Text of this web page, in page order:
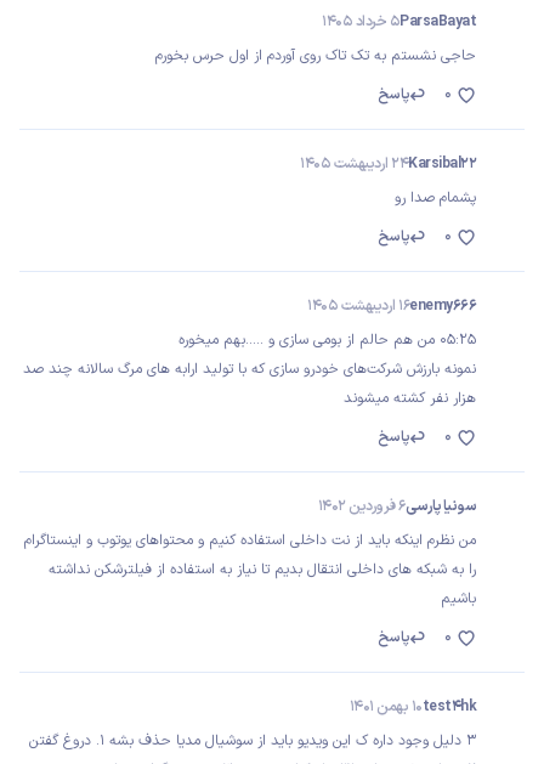
ParsaBayat5 خرداد 1405
حاجی نشستم به تک تاک روی آوردم از اول حرس بخورم
پاسخ
0
Karsibal2224 اردیبهشت 1405
پشمام صدا رو
پاسخ
0
enemy66616 اردیبهشت 1405
05:25 من هم حالم از بومی سازی و .....بهم میخوره
نمونه بارزش شرکت‌های خودرو سازی که با تولید ارابه های مرگ سالانه چند صد
هزار نفر کشته میشوند
پاسخ
0
سونیا پارسی6 فروردین 1402
من نظرم اینکه باید از نت داخلی استفاده کنیم و محتواهای یوتوب و اینستاگرام
را به شبکه های داخلی انتقال بدیم تا نیاز به استفاده از فیلترشکن نداشته
باشیم
پاسخ
0
test4hk10 بهمن 1401
3 دلیل وجود داره ک این ویدیو باید از سوشیال مدیا حذف بشه 1. دروغ گفتن